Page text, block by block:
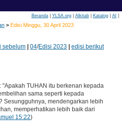
Beranda| YLSA.org| Alkitab| Katalog| AI
> Edisi Minggu, 30 April 2023
sebelum |04/Edisi 2023 |edisi berikut
TUHAN itu berkenan kepada
sama seperti kepada
Sesungguhnya, mendengarkan lebih
memperhatikan lebih baik dari
15:22)